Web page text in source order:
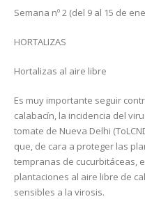
Semana nº 2 (del 9 al 15 de
HORTALIZAS
Hortalizas al aire libre
Es muy importante seguir
calabacín, la incidencia del
tomate de Nueva Delhi
que, de cara a proteger las
tempranas de cucurbitáceas,
plantaciones al aire libre de
sensibles a la virosis.